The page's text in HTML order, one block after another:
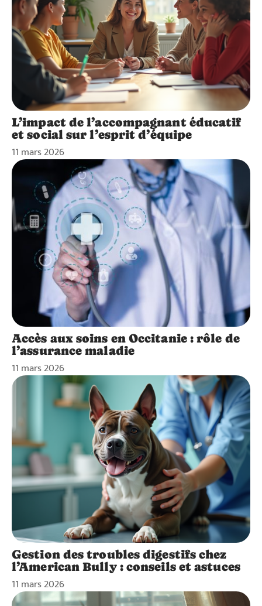
L’impact de l’accompagnant éducatif
et social sur l’esprit d’équipe
11 mars 2026
Accès aux soins en Occitanie : rôle de
l’assurance maladie
11 mars 2026
Gestion des troubles digestifs chez
l’American Bully : conseils et astuces
11 mars 2026